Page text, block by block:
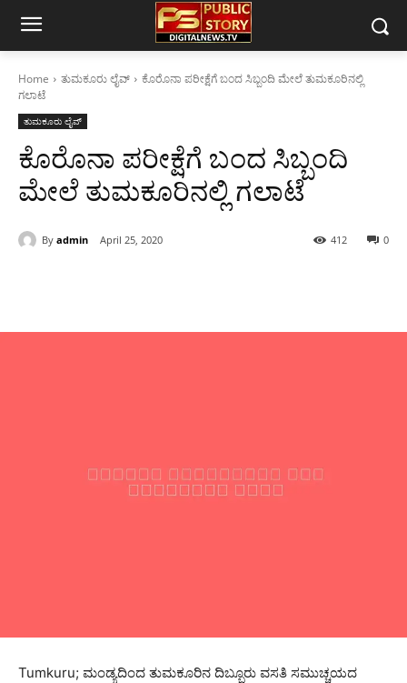
Home ತುಮಕೂರು ಲೈವ್
ಕೊರೊನಾ ಪರೀಕ್ಷೆಗೆ ಬಂದ ಸಿಬ್ಬಂದಿ ಮೇಲೆ ತುಮಕೂರಿನಲ್ಲಿ
ಗಲಾಟೆ
ತುಮಕೂರು ಲೈವ್
ಕೊರೊನಾ ಪರೀಕ್ಷೆಗೆ ಬಂದ ಸಿಬ್ಬಂದಿ
ಮೇಲೆ ತುಮಕೂರಿನಲ್ಲಿ ಗಲಾಟೆ
By admin April 25, 2020 0
412
Tumkuru; ಮಂಡ್ಯದಿಂದ ತುಮಕೂರಿನ ದಿಬ್ಬೂರು ವಸತಿ ಸಮುಚ್ಚಯದ